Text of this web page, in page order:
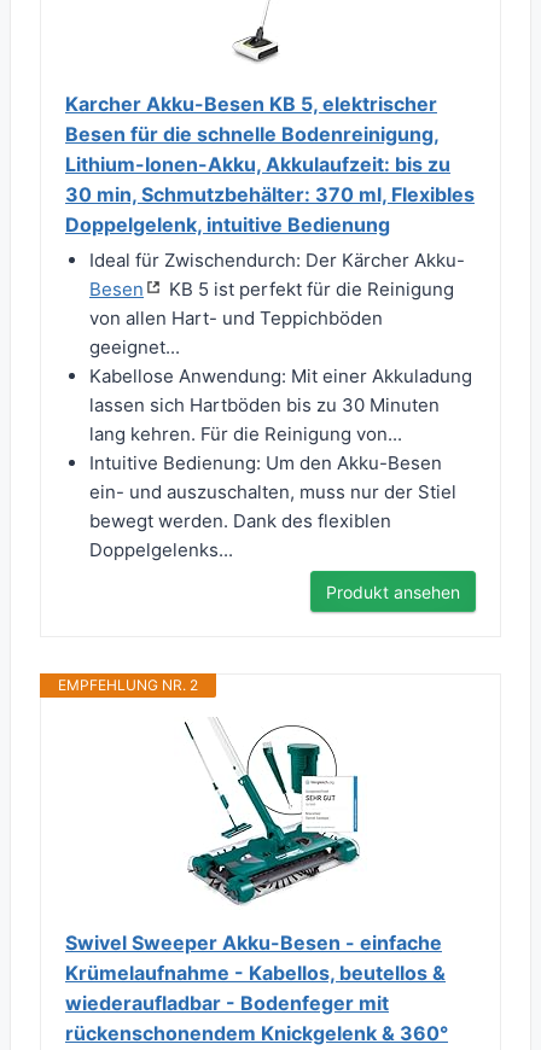
Karcher Akku-Besen KB 5, elektrischer
Besen für die schnelle Bodenreinigung,
Lithium-Ionen-Akku, Akkulaufzeit: bis zu
30 min, Schmutzbehälter: 370 ml, Flexibles
Doppelgelenk, intuitive Bedienung
Ideal für Zwischendurch: Der Kärcher Akku-
Besen
KB 5 ist perfekt für die Reinigung
von allen Hart- und Teppichböden
geeignet...
Kabellose Anwendung: Mit einer Akkuladung
lassen sich Hartböden bis zu 30 Minuten
lang kehren. Für die Reinigung von...
Intuitive Bedienung: Um den Akku-Besen
ein- und auszuschalten, muss nur der Stiel
bewegt werden. Dank des flexiblen
Doppelgelenks...
Produkt ansehen
EMPFEHLUNG NR. 2
Swivel Sweeper Akku-Besen - einfache
Krümelaufnahme - Kabellos, beutellos &
wiederaufladbar - Bodenfeger mit
rückenschonendem Knickgelenk & 360°